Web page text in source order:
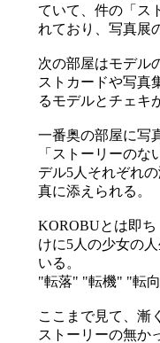
ていて、件の「ス
れており、写真展
次の部屋はモデ
ストカードや写真
るモデルとチェキ
一番奥の部屋に写
「ストーリーの
デル5人それぞれ
真に添えられる。
KOROBUとは即
けに5人の少女の
いる。
"転落" "転機" "転向
ここまで見て、漸
ストーリーの無か